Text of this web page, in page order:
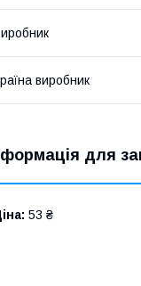
виробник
для
53 ₴